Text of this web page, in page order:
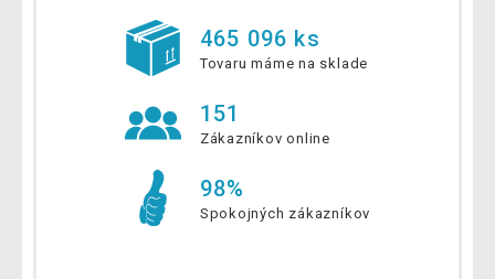
465 096 ks
Tovaru máme na sklade
151
Zákazníkov online
98%
Spokojných zákazníkov